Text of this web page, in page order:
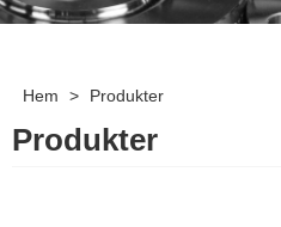
Hem > Produkter
Produkter